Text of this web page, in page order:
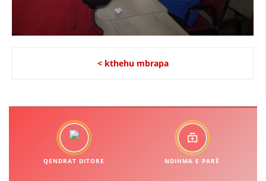
STACIONIN E UJIT SHPËTIMIT – VODNO
BASHKËPUNIM NDËRKOMBËTAR
< kthehu mbrapa
QENDRAT DITORE NDIHMA E PARË